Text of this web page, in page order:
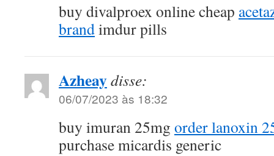
buy divalproex online cheap
brandimdur pills
Azheaydisse:
06/07/2023 às 18:32
buy imuran 25mg order lanoxin
purchase micardis generic